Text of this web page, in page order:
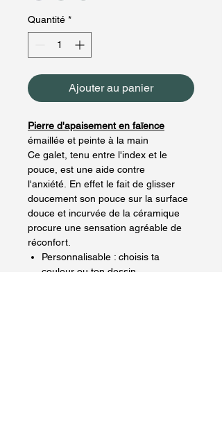
Quantité *
Ajouter au panier
Pierre d'apaisement en faïence
émaillée et peinte à la main
Ce galet, tenu entre l'index et le
pouce, est une aide contre
l'anxiété. En effet le fait de glisser
doucement son pouce sur la surface
douce et incurvée de la céramique
procure une sensation agréable de
réconfort.
Personnalisable : choisis ta
couleur ou ton dessin